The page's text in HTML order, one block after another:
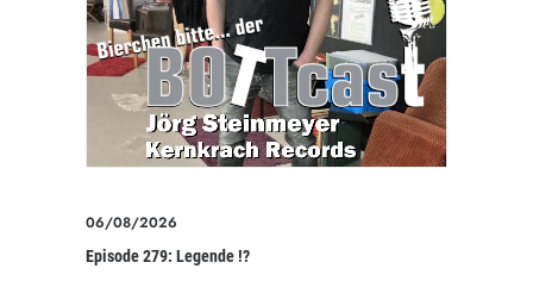
06/08/2026
Episode 279: Legende !?